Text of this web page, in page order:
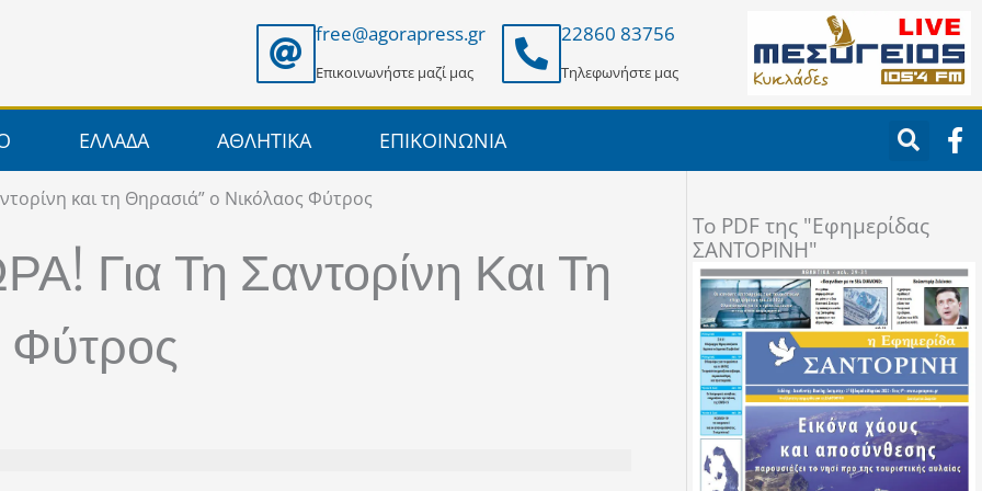
free@agorapress.gr
Επικοινωνήστε μαζί μας
22860 83756
Τηλεφωνήστε μας
ΕΛΛΑΔΑ ΑΘΛΗΤΙΚΑ ΕΠΙΚΟΙΝΩΝΙΑ F
a
c
o
k
-
f
και τη Θηρασιά” ο Νικόλαος Φύτρος
Για Τη Σαντορίνη Και Τη
Φύτρος
To PDF της "Εφημερίδας
ΣΑΝΤΟΡΙΝΗ"